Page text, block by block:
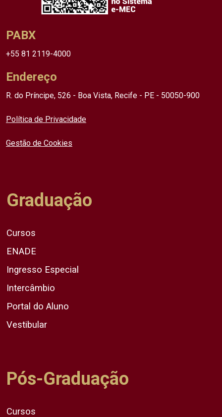
PABX
+55 81 2119-4000
Endereço
R. do Príncipe, 526 - Boa Vista, Recife - PE - 50050-900
Política de Privacidade
Gestão de Cookies
Graduação
Cursos
ENADE
Ingresso Especial
Intercâmbio
Portal do Aluno
Vestibular
Pós-Graduação
Cursos